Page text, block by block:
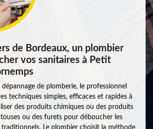
de Bordeaux, un plombier
vos sanitaires à Petit
de plomberie, le professionnel
techniques simples, efficaces et rapides à
des produits chimiques ou des produits
ou des furets pour déboucher les
Le plombier choisit la méthode